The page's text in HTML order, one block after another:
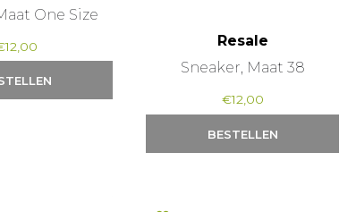
One Size
12,00
Resale
Sneaker, Maat 38
€12,00
BESTELLEN